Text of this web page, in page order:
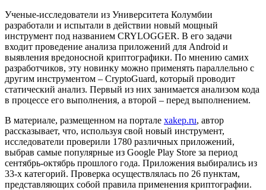
Ученые-исследователи из Университета Колумбии
разработали и испытали в действии новый мощный
инструмент под названием CRYLOGGER. В его задачи
входит проведение анализа приложений для Android и
выявления вредоносной криптографики. По мнению самих
разработчиков, эту новинку можно применять параллельно с
другим инструментом – CryptoGuard, который проводит
статический анализ. Первый из них занимается анализом кода
в процессе его выполнения, а второй – перед выполнением.
В материале, размещенном на портале xakep.ru, автор
рассказывает, что, используя свой новый инструмент,
исследователи проверили 1780 различных приложений,
выбрав самые популярные из Google Play Store за период
сентябрь-октябрь прошлого года. Приложения выбирались из
33-х категорий. Проверка осуществлялась по 26 пунктам,
представляющих собой правила применения криптографии.